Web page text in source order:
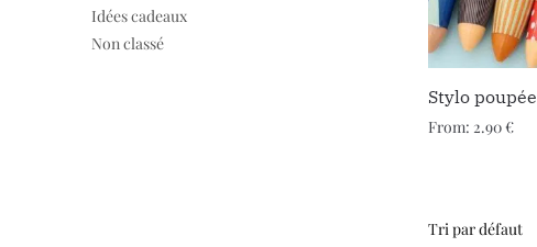
Stylo poupée
From: 2.90€
Idées cadeaux
Non classé